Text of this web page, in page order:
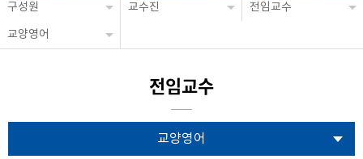
구성원 교수진 전임교수
교양영어
전임교수
교양영어